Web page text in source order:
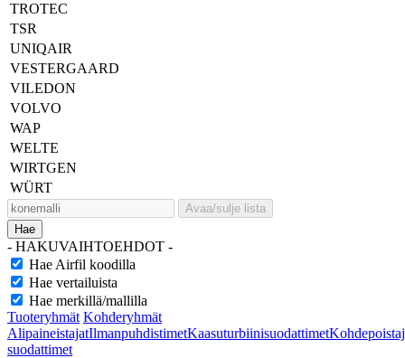
TROTEC
TSR
UNIQAIR
VESTERGAARD
VILEDON
VOLVO
WAP
WELTE
WIRTGEN
WÜRT
Avaa/sulje lista
Hae
- HAKUVAIHTOEHDOT -
Hae Airfil koodilla
Hae vertailuista
Hae merkillä/mallilla
Tuoteryhmät Kohderyhmät
AlipaineistajatIlmanpuhdistimetKaasuturbiinisuodattimet
suodattimet